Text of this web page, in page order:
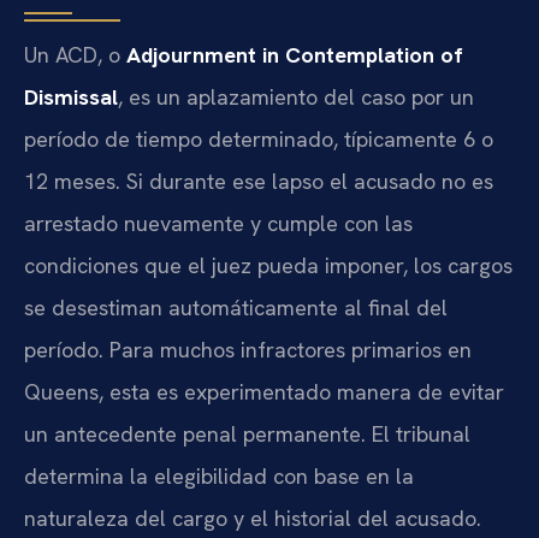
Un ACD, o Adjournment in Contemplation of
Dismissal, es un aplazamiento del caso por un
período de tiempo determinado, típicamente 6 o
12 meses. Si durante ese lapso el acusado no es
arrestado nuevamente y cumple con las
condiciones que el juez pueda imponer, los cargos
se desestiman automáticamente al final del
período. Para muchos infractores primarios en
Queens, esta es experimentado manera de evitar
un antecedente penal permanente. El tribunal
determina la elegibilidad con base en la
naturaleza del cargo y el historial del acusado.